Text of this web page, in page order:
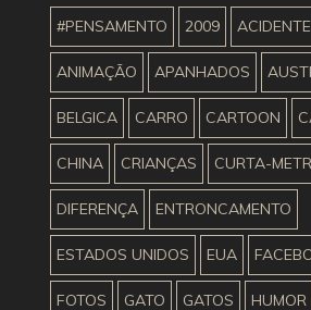
#PENSAMENTO 2009 ACIDENTE
ANIMAÇÃO APANHADOS
BELGICA CARRO CARTOON
CHINA CRIANÇAS CURTA-
DIFERENÇA ENTRONCAMENTO
ESTADOS UNIDOS EUA
FOTOS GATO GATOS HUMOR